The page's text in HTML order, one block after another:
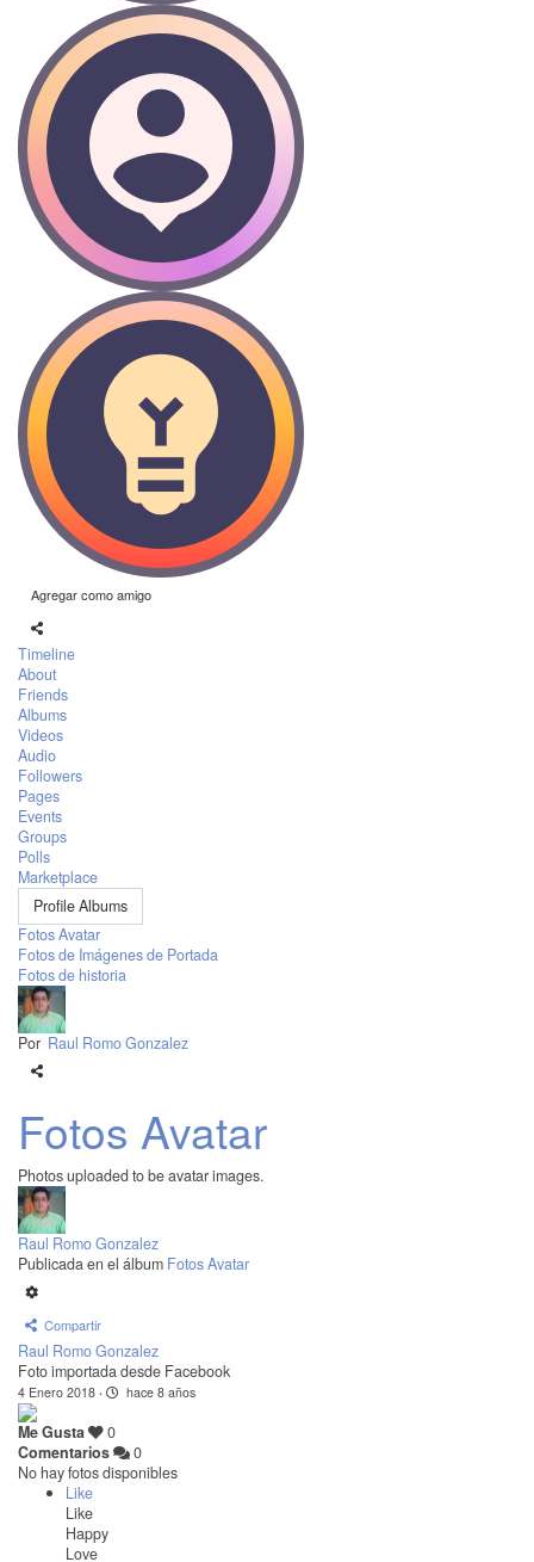
Agregar como amigo
Timeline
About
Friends
Albums
Videos
Audio
Followers
Pages
Events
Groups
Polls
Marketplace
Profile Albums
Fotos Avatar
Fotos de Imágenes de Portada
Fotos de historia
Por Raul Romo Gonzalez
Fotos Avatar
Photos uploaded to be avatar images.
Raul Romo Gonzalez
Publicada en el álbum Fotos Avatar
Compartir
Raul Romo Gonzalez
Foto importada desde Facebook
4 Enero 2018 · hace 8 años
Me Gusta
0
Comentarios
0
No hay fotos disponibles
Like
Like
Happy
Love